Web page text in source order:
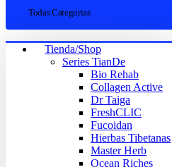
Todas Categorias
Tienda/Shop
Series TianDe
Bio Rehab
Collagen Active
Dr Taiga
FreshCLIC
Fucoidan
Hierbas Tibetanas
Master Herb
Ocean Riches